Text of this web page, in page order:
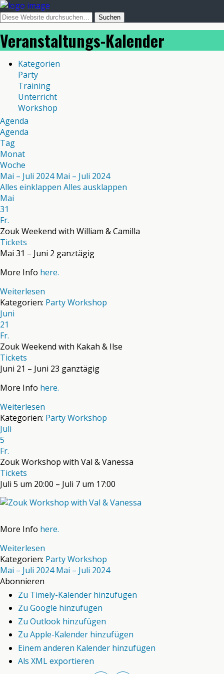
Veranstaltungs-Kalender
Kategorien
Party
Training
Unterricht
Workshop
Agenda
Agenda
Tag
Monat
Woche
Mai – Juli 2024 Mai – Juli 2024
Alles einklappen Alles ausklappen
Mai
31
Fr.
Zouk Weekend with William & Camilla
Tickets
Mai 31 – Juni 2 ganztägig
More Info here.
Weiterlesen
Kategorien: PartyWorkshop
Juni
21
Fr.
Zouk Weekend with Kakah & Ilse
Tickets
Juni 21 – Juni 23 ganztägig
More Info here.
Weiterlesen
Kategorien: PartyWorkshop
Juli
5
Fr.
Zouk Workshop with Val & Vanessa
Tickets
Juli 5 um 20:00 – Juli 7 um 17:00
More Info here.
Weiterlesen
Kategorien: PartyWorkshop
Mai – Juli 2024 Mai – Juli 2024
Abonnieren
Zu Timely-Kalender hinzufügen
Zu Google hinzufügen
Zu Outlook hinzufügen
Zu Apple-Kalender hinzufügen
Einem anderen Kalender hinzufügen
Als XML exportieren